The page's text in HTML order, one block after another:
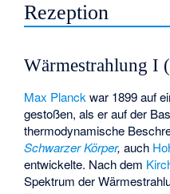
Rezeption
Wärmestrahlung I
Max Planck war 1899 auf
gestoßen, als er auf der
thermodynamische
Schwarzer Körper, auch
entwickelte. Nach dem
Spektrum der